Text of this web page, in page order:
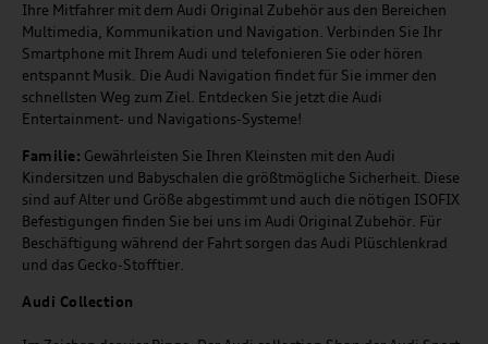
Ihre Mitfahrer mit dem Audi Original Zubehör aus den Bereichen
Multimedia, Kommunikation und Navigation. Verbinden Sie Ihr
Smartphone mit Ihrem Audi und telefonieren Sie oder hören
entspannt Musik. Die Audi Navigation findet für Sie immer den
schnellsten Weg zum Ziel. Entdecken Sie jetzt die Audi
Entertainment- und Navigations-Systeme!
Familie: Gewährleisten Sie Ihren Kleinsten mit den Audi
Kindersitzen und Babyschalen die größtmögliche Sicherheit. Diese
sind auf Alter und Größe abgestimmt und auch die nötigen ISOFIX
Befestigungen finden Sie bei uns im Audi Original Zubehör. Für
Beschäftigung während der Fahrt sorgen das Audi Plüschlenkrad
und das Gecko-Stofftier.
Audi Collection